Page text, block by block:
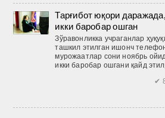
Тарғибот юқори
икки баробар ошган
Зўравонликка учраганлар
ташкил этилган ишонч
мурожаатлар сони ноябрь
икки баробар ошгани қайд
✔